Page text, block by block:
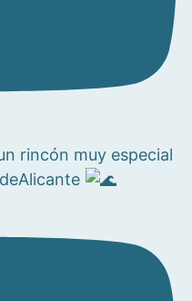
un rincón muy especial